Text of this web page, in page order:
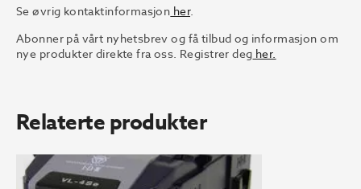
Se øvrig kontaktinformasjon her.
Abonner på vårt nyhetsbrev og få tilbud og informasjon om
nye produkter direkte fra oss. Registrer deg her.
Relaterte produkter